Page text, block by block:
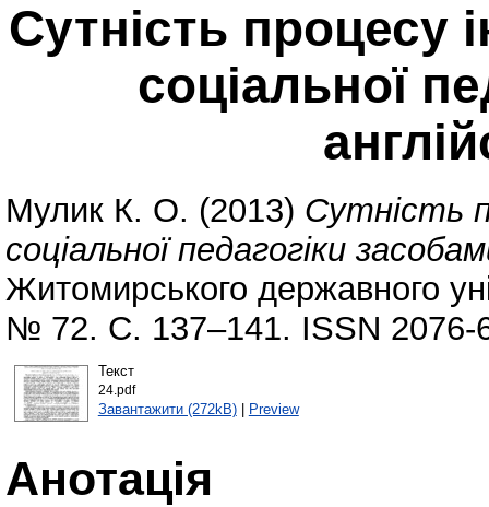
Сутність процесу
соціальної
Мулик К. О. (2013) Сутність
соціальної педагогіки
Житомирського державного
№ 72. С. 137–141. ISSN 2076-
Текст
24.pdf
Завантажити (272kB)| Preview
Анотація